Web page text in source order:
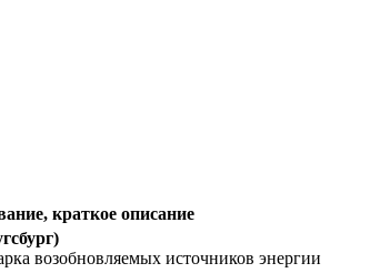
краткое описание
возобновляемых источников энергии